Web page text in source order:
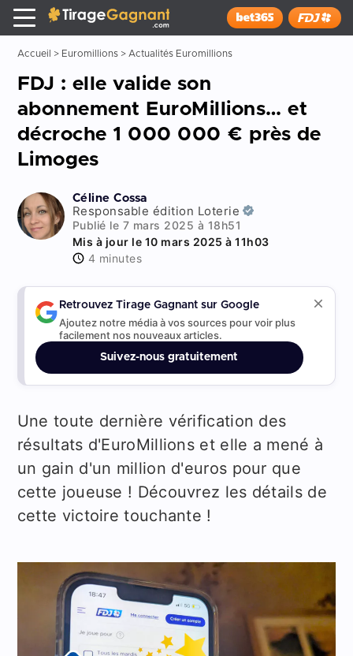
x
Tirage Gagnant
Installer
Accueil > Euromillions> Actualités Euromillions
FDJ : elle valide son
abonnement EuroMillions… et
décroche 1 000 000 € près de
Limoges
Céline Cossa
Responsable édition Loterie
Publié le 7 mars 2025 à 18h51
Mis à jour le 10 mars 2025 à 11h03
4 minutes
Retrouvez Tirage Gagnant sur Google
Ajoutez notre média à vos sources pour voir plus
facilement nos nouveaux articles.
Suivez-nous gratuitement
Une toute dernière vérification des
résultats d'EuroMillions et elle a mené à
un gain d'un million d'euros pour que
cette joueuse ! Découvrez les détails de
cette victoire touchante !